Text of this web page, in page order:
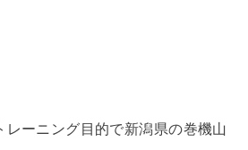
レーニング目的で新潟県の巻機山